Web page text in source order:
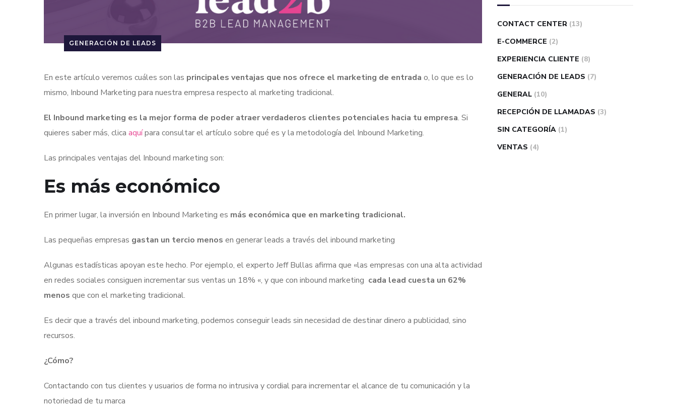
GENERACIÓN DE LEADS
En este artículo veremos cuáles son las principales ventajas que nos ofrece el marketing de entrada o, lo que es lo
mismo, Inbound Marketing para nuestra empresa respecto al marketing tradicional.
El Inbound marketing es la mejor forma de poder atraer verdaderos clientes potenciales hacia tu empresa. Si
quieres saber más, clica aquípara consultar el artículo sobre qué es y la metodología del Inbound Marketing.
Las principales ventajas del Inbound marketing son:
Es más económico
En primer lugar, la inversión en Inbound Marketing es más económica que en marketing tradicional.
Las pequeñas empresas gastan un tercio menos en generar leads a través del inbound marketing
Algunas estadísticas apoyan este hecho. Por ejemplo, el experto Jeff Bullas afirma que «las empresas con una alta actividad
en redes sociales consiguen incrementar sus ventas un 18% «, y que con inbound marketing cada lead cuesta un 62%
menos que con el marketing tradicional.
Es decir que a través del inbound marketing, podemos conseguir leads sin necesidad de destinar dinero a publicidad, sino
recursos.
¿Cómo?
Contactando con tus clientes y usuarios de forma no intrusiva y cordial para incrementar el alcance de tu comunicación y la
notoriedad de tu marca
CONTACT CENTER (13)
E-COMMERCE (2)
EXPERIENCIA CLIENTE (8)
GENERACIÓN DE LEADS (7)
GENERAL (10)
RECEPCIÓN DE LLAMADAS (3)
SIN CATEGORÍA (1)
VENTAS (4)